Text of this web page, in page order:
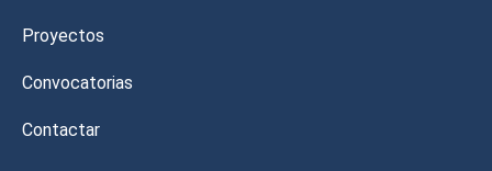
Proyectos
Convocatorias
Contactar